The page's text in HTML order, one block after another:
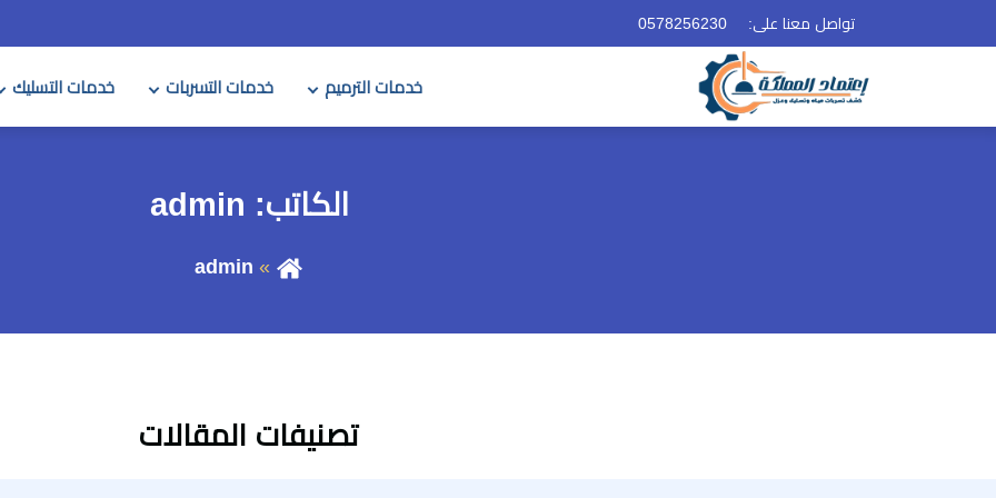
تواصل معنا على: 0578256230
خدمات الترميم خدمات التسربات خدمات التسليك
الكاتب: admin
admin
تصنيفات المقالات